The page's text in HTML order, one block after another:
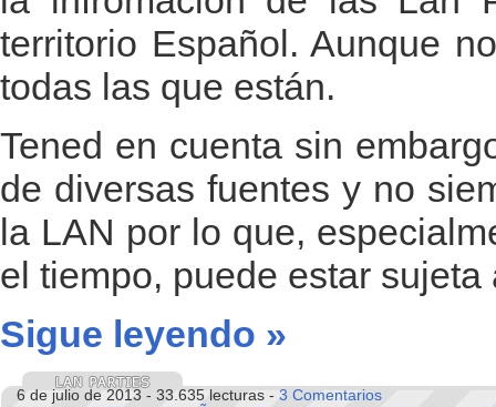
territorio Español. Aunque
todas las que están.
Tened en cuenta sin
de diversas fuentes y no
la LAN por lo que,
el tiempo, puede estar sujeta
Sigue leyendo »
6 de julio de 2013 - 33.635 lecturas - 3 Comentarios